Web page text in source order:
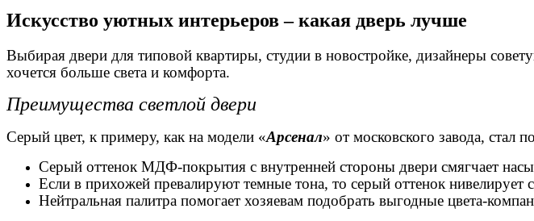
Искусство уютных интерьеров – какая дверь лучше
Выбирая двери для типовой квартиры, студии в новостройке, дизайнеры
хочется больше света и комфорта.
Преимущества светлой двери
Серый цвет, к примеру, как на модели «Арсенал» от московского завода, стал
Серый оттенок МДФ-покрытия с внутренней стороны двери смягчает
Если в прихожей превалируют темные тона, то серый оттенок нивелирует
Нейтральная палитра помогает хозяевам подобрать выгодные цвета-